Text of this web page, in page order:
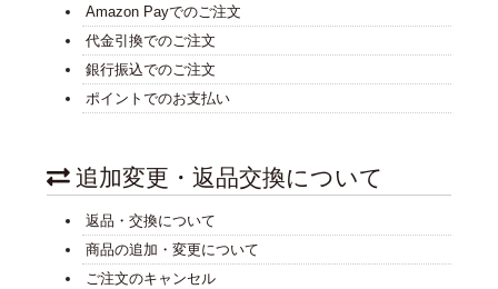
Amazon Payでのご注文
代金引換でのご注文
銀行振込でのご注文
ポイントでのお支払い
追加変更・返品交換について
返品・交換について
商品の追加・変更について
ご注文のキャンセル